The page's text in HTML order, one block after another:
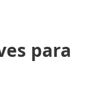
para